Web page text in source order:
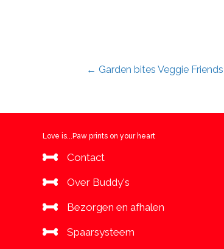
Posts
← Garden bites Veggie
Love is...Paw prints on your heart
Contact
Over Buddy's
Bezorgen en afhalen
Spaarsysteem